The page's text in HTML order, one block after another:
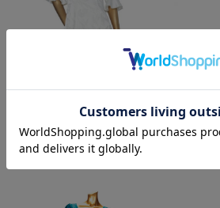
￥27,500